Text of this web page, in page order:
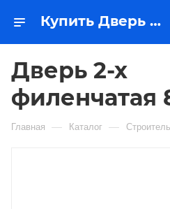
Купить Дверь 2-х филенчатая 800 в Якутске — цена, характеристики, подбор | Востоктехторг
Дверь 2-х
филенчатая
Главная — Каталог —